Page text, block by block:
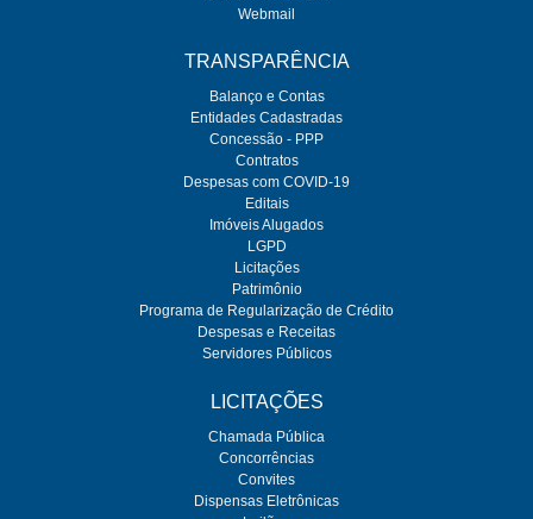
Webmail
TRANSPARÊNCIA
Balanço e Contas
Entidades Cadastradas
Concessão - PPP
Contratos
Despesas com COVID-19
Editais
Imóveis Alugados
LGPD
Licitações
Patrimônio
Programa de Regularização de Crédito
Despesas e Receitas
Servidores Públicos
LICITAÇÕES
Chamada Pública
Concorrências
Convites
Dispensas Eletrônicas